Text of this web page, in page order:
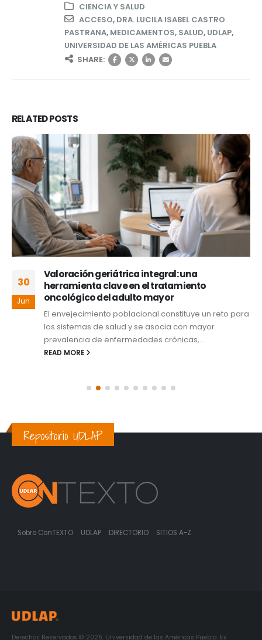
CIENCIA Y SALUD
ACCESO, DRA. LUCILA ISABEL CASTRO
PASTRANA, MEDICAMENTOS, SALUD, UDLAP,
UNIVERSIDAD DE LAS AMÉRICAS PUEBLA
SHARE:
RELATEDPOSTS
30
Jun
Valoración geriátrica integral: una
herramienta clave en el tratamiento
oncológico del adulto mayor
El envejecimiento poblacional constituye un reto para
los sistemas de salud y se asocia con mayor
prevalencia de enfermedades crónicas,...
READ MORE
Repositorio UDLAP
Sobre ConTEXTO UDLAP DIRECTORIO SITIOS A-Z
Derechos Reservados © 2026. Universidad de las Américas Puebla. Ex